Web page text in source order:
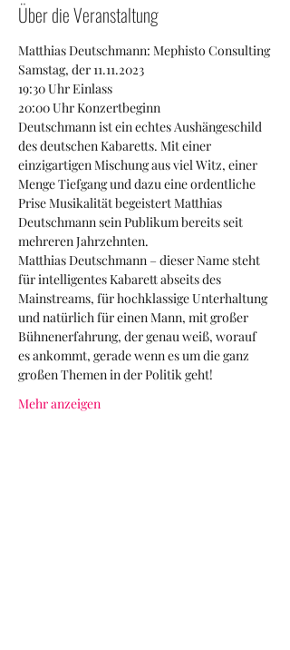
Über die Veranstaltung
Matthias Deutschmann: Mephisto Consulting
Samstag, der 11.11.2023
19:30 Uhr Einlass
20:00 Uhr Konzertbeginn
Deutschmann ist ein echtes Aushängeschild
des deutschen Kabaretts. Mit einer
einzigartigen Mischung aus viel Witz, einer
Menge Tiefgang und dazu eine ordentliche
Prise Musikalität begeistert Matthias
Deutschmann sein Publikum bereits seit
mehreren Jahrzehnten.
Matthias Deutschmann – dieser Name steht
für intelligentes Kabarett abseits des
Mainstreams, für hochklassige Unterhaltung
und natürlich für einen Mann, mit großer
Bühnenerfahrung, der genau weiß, worauf
es ankommt, gerade wenn es um die ganz
großen Themen in der Politik geht!
Mehr anzeigen